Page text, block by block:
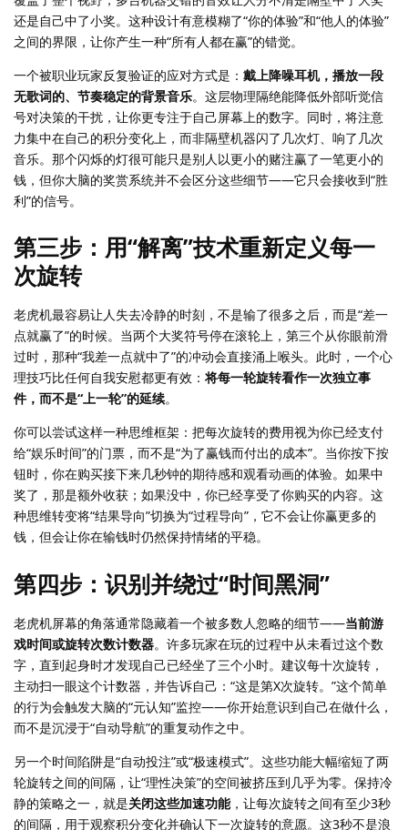
还是自己中了小奖。这种设计有意模糊了“你的体验”和“他人的体验”
之间的界限，让你产生一种“所有人都在赢”的错觉。
一个被职业玩家反复验证的应对方式是： 戴上降噪耳机，播放一段
无歌词的、节奏稳定的背景音乐。这层物理隔绝能降低外部听觉信
号对决策的干扰，让你更专注于自己屏幕上的数字。同时，将注意
力集中在自己的积分变化上，而非隔壁机器闪了几次灯、响了几次
音乐。那个闪烁的灯很可能只是别人以更小的赌注赢了一笔更小的
钱，但你大脑的奖赏系统并不会区分这些细节——它只会接收到“胜
利”的信号。
第三步：用“解离”技术重新定义每一
次旋转
老虎机最容易让人失去冷静的时刻，不是输了很多之后，而是“差一
点就赢了”的时候。当两个大奖符号停在滚轮上，第三个从你眼前滑
过时，那种“我差一点就中了”的冲动会直接涌上喉头。此时，一个心
理技巧比任何自我安慰都更有效：将每一轮旋转看作一次独立事
件，而不是“上一轮”的延续。
你可以尝试这样一种思维框架：把每次旋转的费用视为你已经支付
给“娱乐时间”的门票，而不是“为了赢钱而付出的成本”。当你按下按
钮时，你在购买接下来几秒钟的期待感和观看动画的体验。如果中
奖了，那是额外收获；如果没中，你已经享受了你购买的内容。这
种思维转变将“结果导向”切换为“过程导向”，它不会让你赢更多的
钱，但会让你在输钱时仍然保持情绪的平稳。
第四步：识别并绕过“时间黑洞”
老虎机屏幕的角落通常隐藏着一个被多数人忽略的细节——当前游
戏时间或旋转次数计数器。许多玩家在玩的过程中从未看过这个数
字，直到起身时才发现自己已经坐了三个小时。建议每十次旋转，
主动扫一眼这个计数器，并告诉自己：“这是第X次旋转。”这个简单
的行为会触发大脑的“元认知”监控——你开始意识到自己在做什么，
而不是沉浸于“自动导航”的重复动作之中。
另一个时间陷阱是“自动投注”或“极速模式”。这些功能大幅缩短了两
轮旋转之间的间隔，让“理性决策”的空间被挤压到几乎为零。保持冷
静的策略之一，就是关闭这些加速功能，让每次旋转之间有至少3秒
的间隔，用于观察积分变化并确认下一次旋转的意愿。这3秒不是浪